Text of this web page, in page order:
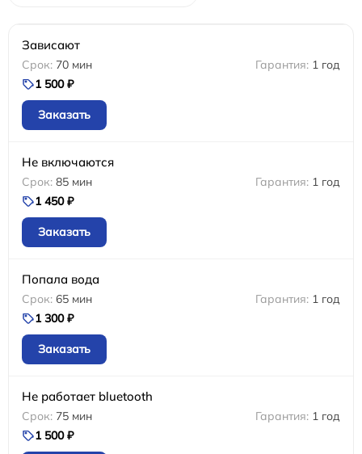
Зависают
70 мин
1 год
1 500 ₽
Заказать
Не включаются
85 мин
1 год
1 450 ₽
Заказать
Попала вода
65 мин
1 год
1 300 ₽
Заказать
Не работает bluetooth
75 мин
1 год
1 500 ₽